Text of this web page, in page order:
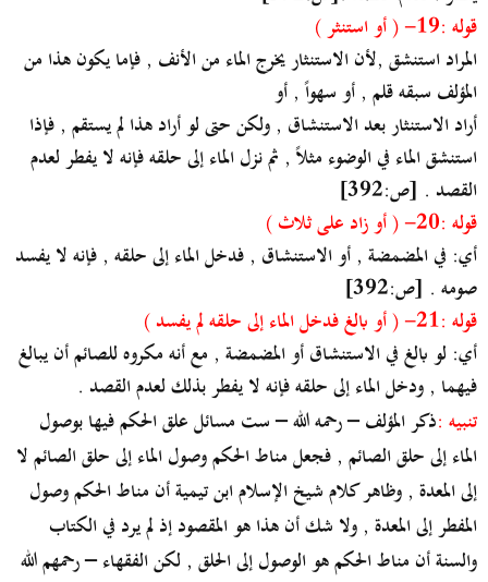
قوله :19- ( أو استنثر )
المراد استنشق ,لأن الاستنثار يخرج الماء من الأنف , فإما يكون هذا من
المؤلف سبقه قلم , أو سهواً , أو
أراد الاستنثار بعد الاستنشاق , ولكن حتى لو أراد هذا لم يستقم , فإذا
استنشق الماء في الوضوء مثلاً , ثم نزل الماء إلى حلقه فإنه لا يفطر لعدم
القصد . [ص:392]
قوله :20- ( أو زاد على ثلاث )
أي: في المضمضة , أو الاستنشاق , فدخل الماء إلى حلقه , فإنه لا يفسد
صومه . [ص:392]
قوله :21- ( أو بالغ فدخل الماء إلى حلقه لم يفسد )
أي: لو بالغ في الاستنشاق أو المضمضة , مع أنه مكروه للصائم أن يبالغ
فيهما , ودخل الماء إلى حلقه فإنه لا يفطر بذلك لعدم القصد .
تنبيه :ذكر المؤلف – رحمه الله – ست مسائل علق الحكم فيها بوصول
الماء إلى حلق الصائم , فجعل مناط الحكم وصول الماء إلى حلق الصائم لا
إلى المعدة , وظاهر كلام شيخ الإسلام ابن تيمية أن مناط الحكم وصول
المفطر إلى المعدة , ولا شك أن هذا هو المقصود إذ لم يرد في الكتاب
والسنة أن مناط الحكم هو الوصول إلى الحلق , لكن الفقهاء – رحمهم الله